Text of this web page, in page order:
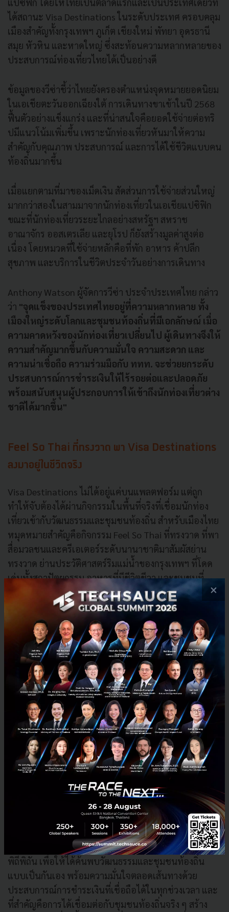
แปซิฟิก โดยให้ไทยเป็นตลาดแรกและเป็นประเทศเดียวที่
ได้สถานะ Visa Destinations ในระดับประเทศ ครอบคลุม
เมืองสำคัญทั้งกรุงเทพฯ ภูเก็ต เชียงใหม่ พัทยา อุดรธานี
สมุย หัวหิน และหาดใหญ่ ซึ่งสะท้อนความหลากหลายของ
ประสบการณ์ท่องเที่ยวไทยได้เป็นอย่างดี
ข้อมูลของวีซ่าชี้ว่าไทยยังครองตำแหน่งจุดหมายยอดนิยม
ในเอเชียตะวันออกเฉียงใต้ การเดินทางขาเข้าในปี 2568
ฟื้นตัวอย่างแข็งแกร่ง และที่น่าสนใจคือยอดใช้จ่ายต่อทริ
ปมีแนวโน้มเพิ่มขึ้น เพราะนักท่องเที่ยวหันมาให้ความ
สำคัญกับคุณภาพ ประสบการณ์ และการได้ใช้ชีวิตแบบคน
ท้องถิ่นมากขึ้น
เมื่อแยกตามที่มาของเม็ดเงิน สัดส่วนการใช้จ่ายส่วนใหญ่
มากกว่าสองในสามมาจากนักท่องเที่ยวในเอเชียแปซิฟิก
ขณะที่นักท่องเที่ยวระยะไกลอย่างสหรัฐฯ สหราช
อาณาจักร ออสเตรเลีย และยุโรป ก็ยังสร้างมูลค่าสูงต่อ
เนื่อง โดยหมวดที่ใช้จ่ายหลักคือที่พัก อาหาร ค้าปลีก
สุขภาพ และบริการในชีวิตประจำวันอย่างการเดินทาง
Anthony Watson ผู้จัดการวีซ่า ประจำประเทศไทย กล่าว
ว่า "จุดแข็งของประเทศไทยอยู่ที่ความหลากหลาย ทั้ง
เมืองใหญ่ระดับโลกและชุมชนท้องถิ่นที่มีเอกลักษณ์ เมื่อ
ความคาดหวังของนักท่องเที่ยวเปลี่ยนไป ผู้เดินทางจึงให้
ความสำคัญมากขึ้นกับความมั่นใจ ความสะดวก และ
ความน่าเชื่อถือ ความร่วมมือกับ ททท. จะช่วยยกระดับ
ประสบการณ์การชำระเงินให้ไร้รอยต่อและปลอดภัย
พร้อมสนับสนุนผู้ประกอบการให้เข้าถึงนักท่องเที่ยวต่าง
ชาติได้มากขึ้น"
Feel So Thai ที่ทรงวาด พา Visa Destinations
ลงมาอยู่ในชีวิตจริง
Visa Destinations ไม่ได้อยู่แค่บนแพลตฟอร์ม แต่ถูก
ทำให้จับต้องได้ผ่านกิจกรรมในพื้นที่จริงที่เชื่อมนักท่อง
เที่ยวเข้ากับวัฒนธรรมและชุมชนท้องถิ่น สำหรับเมืองไทย
หมุดหมายสำคัญคือกิจกรรม Feel So Thai ที่ทรงวาด ที่พา
สื่อมวลชนและครีเอเตอร์ระดับนานาชาติมาสัมผัสย่าน
ทรงวาด ย่านประวัติศาสตร์ริมแม่น้ำของกรุงเทพฯ ที่โดด
เด่นทั้งสถาปัตยกรรม อาหารที่มีชีวิตชีวา และชุมชนที่
ที่มากกว่าการพาไปเที่ยวคือ วีซ่าจับมือกับร้านค้าท้องถิ่น
ขยายจุดรับชำระเงินดิจิทัลในย่านทรงวาด ทำให้นักท่อง
เที่ยวจ่ายเงินได้สะดวกและมั่นใจขึ้น ขณะที่ธุรกิจรายเล็กก็
เข้าถึงฐานนักท่องเที่ยวต่างชาติและมีที่ยืนในระบบท่อง
เที่ยวขาเข้าได้อย่างเป็นรูปธรรมมากขึ้น
นักท่องเที่ยวได้อะไรจาก Visa Destinations
สำหรับนักท่องเที่ยวที่มาเยือนไทย Visa Destinations ให้
ประโยชน์หลายด้านที่ร้อยเรียงกันตลอดทริป เริ่มตั้งแต่
ประสบการณ์การมาถึงและการเดินทางในประเทศที่ราบ
รื่นขึ้นด้วยระบบชำระเงินดิจิทัลที่ปลอดภัยและใช้ได้กว้าง
ขวาง ต่อด้วยความสะดวกในการใช้จ่ายประจำวันที่
ครอบคลุมตั้งแต่การเดินทาง บริการต่าง ๆ อาหาร ไปจนถึง
การช้อปปิ้งในทุกจุดหมาย นอกจากนี้ยังเปิดทางให้เข้าถึง
ประสบการณ์เฉพาะของแต่ละจุดหมายที่คัดมาแล้วอย่าง
พิถีพิถัน เพื่อให้ได้ค้นพบวัฒนธรรมและชุมชนท้องถิ่น
แบบเป็นกันเอง พร้อมความมั่นใจตลอดเส้นทางด้วย
ประสบการณ์การชำระเงินที่เชื่อถือได้ในทุกช่วงเวลา และ
ที่สำคัญคือการได้เชื่อมต่อกับชุมชนท้องถิ่นจริง ๆ สร้าง
×